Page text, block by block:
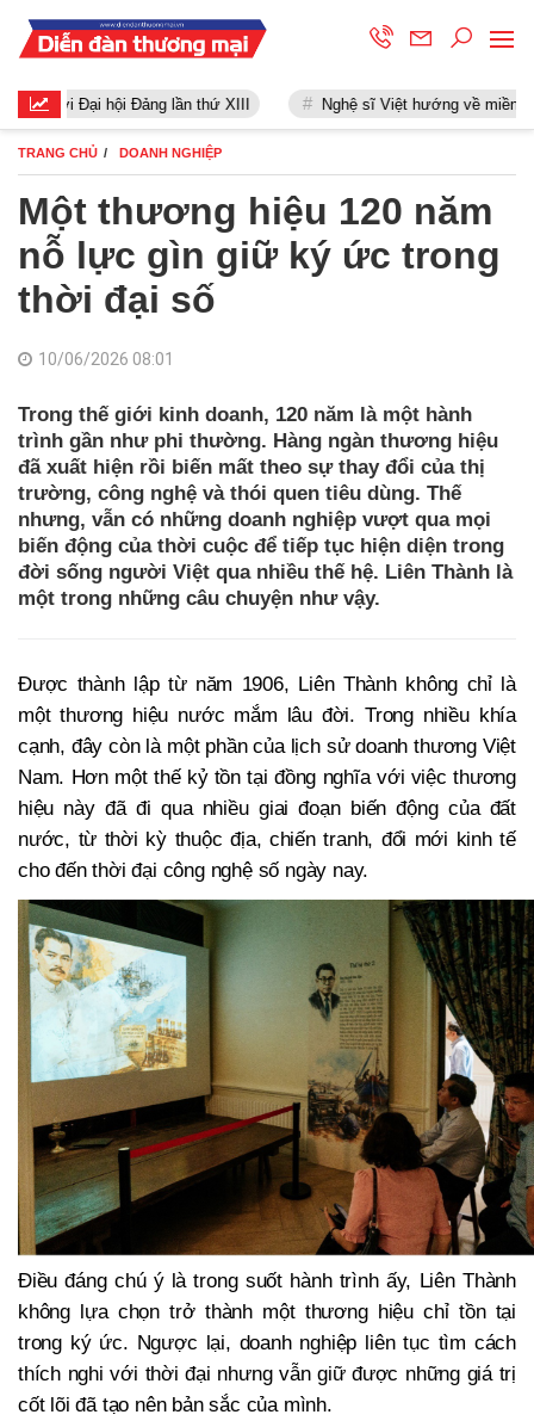
tới Đại hội Đảng lần thứ XIII Nghệ sĩ Việt hướng về miền Trung
TRANG CHỦ DOANH NGHIỆP
Một thương hiệu 120 năm
nỗ lực gìn giữ ký ức trong
thời đại số
10/06/2026 08:01
Trong thế giới kinh doanh, 120 năm là một hành
trình gần như phi thường. Hàng ngàn thương hiệu
đã xuất hiện rồi biến mất theo sự thay đổi của thị
trường, công nghệ và thói quen tiêu dùng. Thế
nhưng, vẫn có những doanh nghiệp vượt qua mọi
biến động của thời cuộc để tiếp tục hiện diện trong
đời sống người Việt qua nhiều thế hệ. Liên Thành là
một trong những câu chuyện như vậy.
Được thành lập từ năm 1906, Liên Thành không chỉ là
một thương hiệu nước mắm lâu đời. Trong nhiều khía
cạnh, đây còn là một phần của lịch sử doanh thương Việt
Nam. Hơn một thế kỷ tồn tại đồng nghĩa với việc thương
hiệu này đã đi qua nhiều giai đoạn biến động của đất
nước, từ thời kỳ thuộc địa, chiến tranh, đổi mới kinh tế
cho đến thời đại công nghệ số ngày nay.
Điều đáng chú ý là trong suốt hành trình ấy, Liên Thành
không lựa chọn trở thành một thương hiệu chỉ tồn tại
trong ký ức. Ngược lại, doanh nghiệp liên tục tìm cách
thích nghi với thời đại nhưng vẫn giữ được những giá trị
cốt lõi đã tạo nên bản sắc của mình.